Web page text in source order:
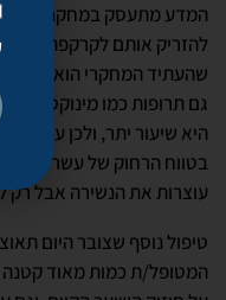
המדע מתעסק במחקר מאוד
להזריק אותם לקרקפת,
שהעתיד המחקרי הוא בתאי
גם תרופות כמו
היא שיעור יתר, ולכן
בטווח הרחוק של עשרות
עוצרות את הנשירה אבל רק
המטופל/ת כמות מאוד קטנה